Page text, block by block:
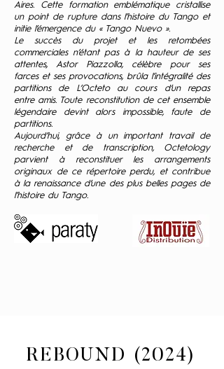
Aires. Cette formation emblématique cristallise
un point de rupture dans l’histoire du Tango et
initie l’émergence du « Tango Nuevo ».
Le succès du projet et les retombées
commerciales n’étant pas à la hauteur de ses
attentes, Astor Piazzolla, célèbre pour ses
farces et ses provocations, brûla l’intégralité des
partitions de L’Octeto au cours d’un repas
entre amis. Toute reconstitution de cet ensemble
légendaire devint alors impossible, faute de
partitions.
Aujourd’hui, grâce à un important travail de
recherche et de transcription, Octetology
parvient à reconstituer les arrangements
originaux de ce répertoire perdu, et contribue
à la renaissance d’une des plus belles pages de
l’histoire du Tango.
REBOUND (2024)